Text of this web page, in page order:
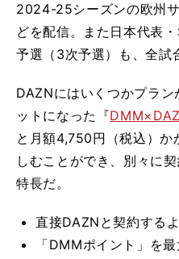
2024-25シーズンの欧州
どを配信。また日本代表
予選（3次予選）も、全試
DAZNにはいくつかプラ
ットになった『
と月額4,750円（税込）
しむことができ、別々に契
特長だ。
直接DAZNと契約する
「DMMポイント」を